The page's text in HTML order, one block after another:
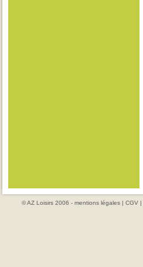
© AZ Loisirs 2006 - mentions légales | CGV |